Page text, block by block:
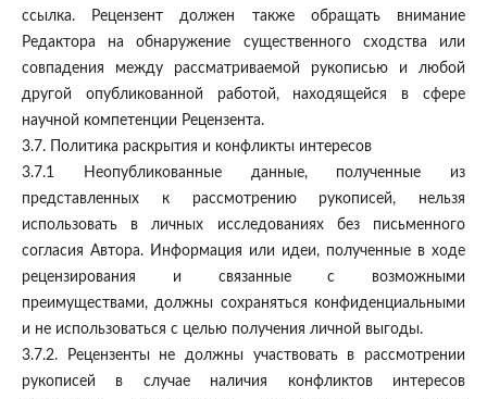
ссылка. Рецензент должен также обращать внимание
Редактора на обнаружение существенного сходства или
совпадения между рассматриваемой рукописью и любой
другой опубликованной работой, находящейся в сфере
научной компетенции Рецензента.
3.7. Политика раскрытия и конфликты интересов
3.7.1 Неопубликованные данные, полученные из
представленных к рассмотрению рукописей, нельзя
использовать в личных исследованиях без письменного
согласия Автора. Информация или идеи, полученные в ходе
рецензирования и связанные с возможными
преимуществами, должны сохраняться конфиденциальными
и не использоваться с целью получения личной выгоды.
3.7.2. Рецензенты не должны участвовать в рассмотрении
рукописей в случае наличия конфликтов интересов